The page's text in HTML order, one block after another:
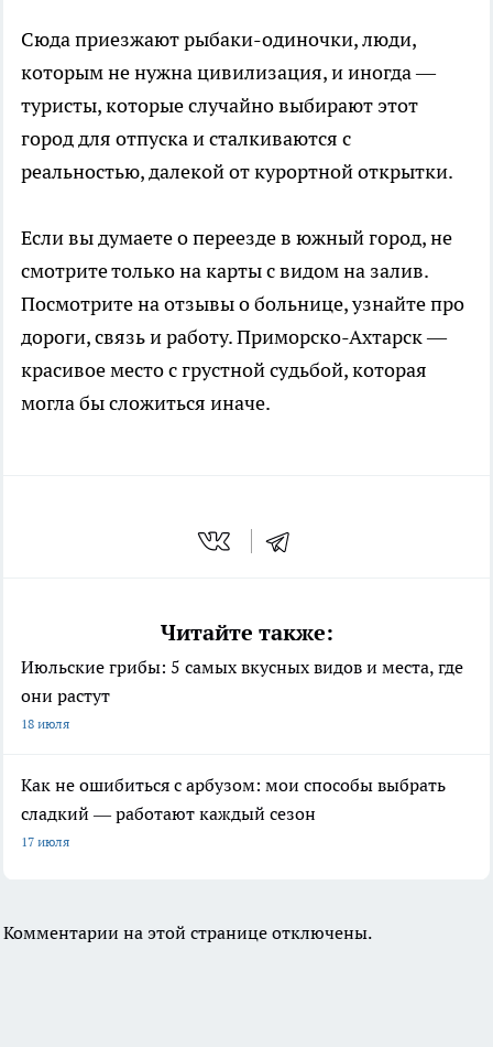
Сюда приезжают рыбаки-одиночки, люди,
которым не нужна цивилизация, и иногда —
туристы, которые случайно выбирают этот
город для отпуска и сталкиваются с
реальностью, далекой от курортной открытки.
Если вы думаете о переезде в южный город, не
смотрите только на карты с видом на залив.
Посмотрите на отзывы о больнице, узнайте про
дороги, связь и работу. Приморско-Ахтарск —
красивое место с грустной судьбой, которая
могла бы сложиться иначе.
Читайте также:
Июльские грибы: 5 самых вкусных видов и места, где
они растут
18 июля
Как не ошибиться с арбузом: мои способы выбрать
сладкий — работают каждый сезон
17 июля
Комментарии на этой странице отключены.